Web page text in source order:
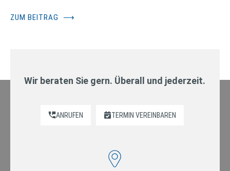
ZUM BEITRAG ⟶
Wir beraten Sie gern. Überall und jederzeit.
ANRUFEN TERMIN VEREINBAREN